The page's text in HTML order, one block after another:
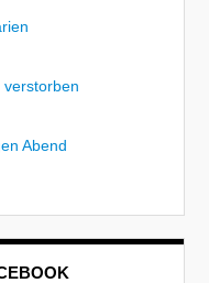
verstorben
Abend